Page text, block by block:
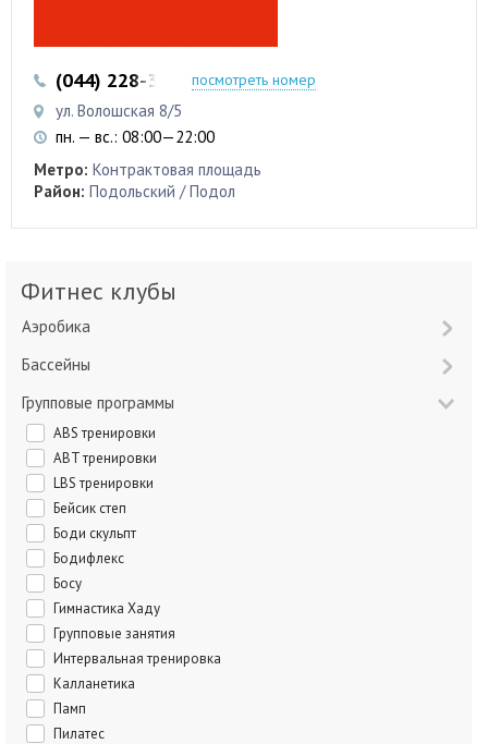
(044) 228-33-07 (067) 797-11-90
посмотреть номер
ул. Волошская 8/5
пн. — вс.: 08:00—22:00
Метро: Контрактовая площадь
Район: Подольский / Подол
Фитнес клубы
Аэробика
Бассейны
Групповые программы
ABS тренировки
ABT тренировки
LBS тренировки
Бейсик степ
Боди скульпт
Бодифлекс
Босу
Гимнастика Хаду
Групповые занятия
Интервальная тренировка
Калланетика
Памп
Пилатес